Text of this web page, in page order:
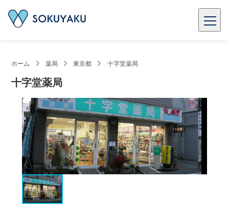
ホーム 薬局 東京都 十字堂薬局
十字堂薬局